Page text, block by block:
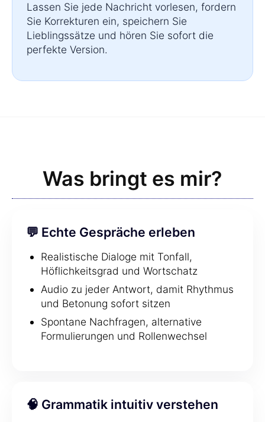
Lassen Sie jede Nachricht vorlesen, fordern
Sie Korrekturen ein, speichern Sie
Lieblingssätze und hören Sie sofort die
perfekte Version.
Was bringt es mir?
💬 Echte Gespräche erleben
Realistische Dialoge mit Tonfall,
Höflichkeitsgrad und Wortschatz
Audio zu jeder Antwort, damit Rhythmus
und Betonung sofort sitzen
Spontane Nachfragen, alternative
Formulierungen und Rollenwechsel
🧠 Grammatik intuitiv verstehen